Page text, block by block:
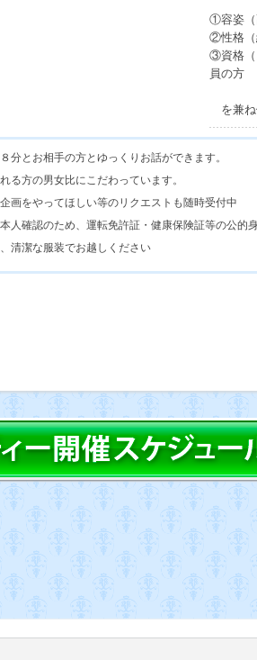
①容姿（
②性格（
③資格（
員の方
を兼ね
分とお相手の方とゆっくりお話ができます。
る方の男女比にこだわっています。
画をやってほしい等のリクエストも随時受付中
人確認のため、運転免許証・健康保険証等の公的
清潔な服装でお越しください